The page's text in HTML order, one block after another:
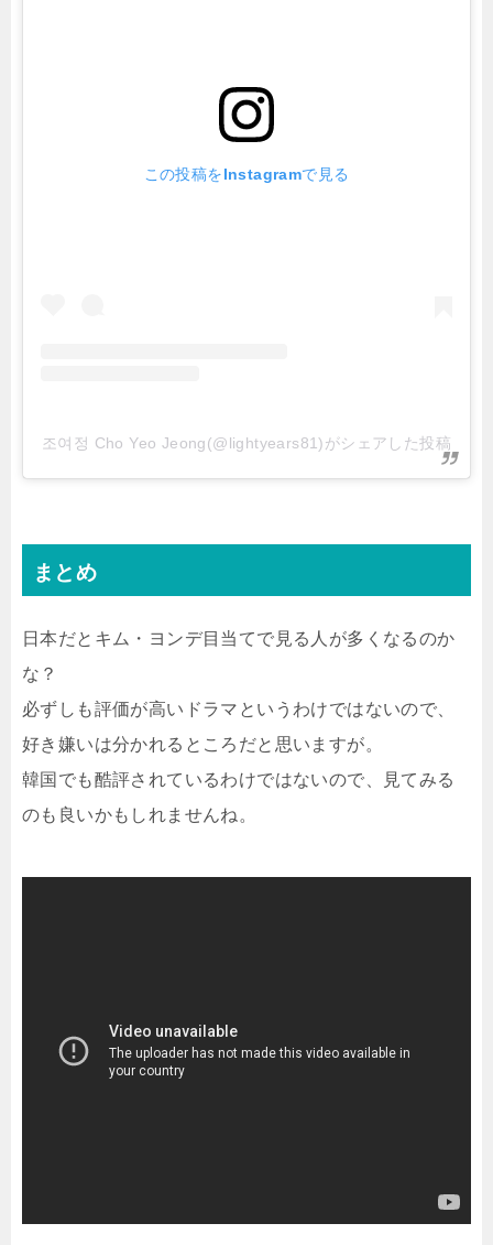
この投稿をInstagramで見る
조여정 Cho Yeo Jeong(@lightyears81)がシェアした投稿
まとめ
日本だとキム・ヨンデ目当てで見る人が多くなるのか
な？
必ずしも評価が高いドラマというわけではないので、
好き嫌いは分かれるところだと思いますが。
韓国でも酷評されているわけではないので、見てみる
のも良いかもしれませんね。